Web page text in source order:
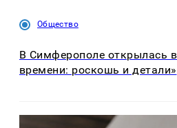
Общество
В Симферополе открылась
времени: роскошь и детали»